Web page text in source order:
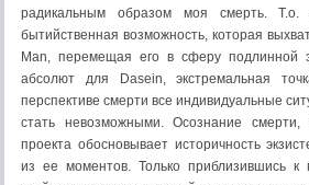
радикальным образом моя смерть. Т.о.
бытийственная возможность, которая
Man, перемещая его в сферу подлинной
абсолют для Dasein, экстремальная
перспективе смерти все индивидуальные
стать невозможными. Осознание смерти,
проекта обосновывает историчность
из ее моментов. Только приблизившись к